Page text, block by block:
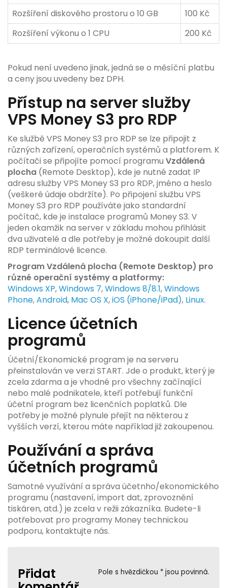
Rozšíření diskového prostoru o 10 GB
100 Kč
Rozšíření výkonu o 1 CPU
200 Kč
Pokud není uvedeno jinak, jedná se o měsíční platbu
a ceny jsou uvedeny bez DPH.
Přístup na server služby
VPS Money S3 pro RDP
Ke službě VPS Money S3 pro RDP se lze připojit z
různých zařízení, operačních systémů a platforem. K
počítači se připojíte pomocí programu Vzdálená
plocha (Remote Desktop), kde je nutné zadat IP
adresu služby VPS Money S3 pro RDP, jméno a heslo
(veškeré údaje obdržíte). Po připojení službu VPS
Money S3 pro RDP používáte jako standardní
počítač, kde je instalace programů Money S3. V
jeden okamžik na server v základu mohou přihlásit
dva uživatelé a dle potřeby je možné dokoupit další
RDP terminálové licence.
Program Vzdálená plocha (Remote Desktop) pro
různé operační systémy a platformy:
Windows XP,Windows 7,Windows 8/8.1,Windows
Phone,Android, Mac OS X,iOS (iPhone/iPad), Linux.
Licence účetních
programů
Účetní/Ekonomické program je na serveru
přeinstalován ve verzi START. Jde o produkt, který je
zcela zdarma a je vhodné pro všechny začínající
nebo malé podnikatele, kteří potřebují funkční
účetní program bez licenčních poplatků. Dle
potřeby je možné plynule přejít na některou z
vyšších verzí, kterou máte například již zakoupenou.
Používání a správa
účetních programů
Samotné využívání a správa účetnho/ekonomického
programu (nastavení, import dat, zprovoznění
tiskáren, atd.) je zcela v režii zákazníka. Budete-li
potřebovat pro programy Money technickou
podporu, kontaktujte nás.
Pole s hvězdičkou * jsou povinná.
Přidat